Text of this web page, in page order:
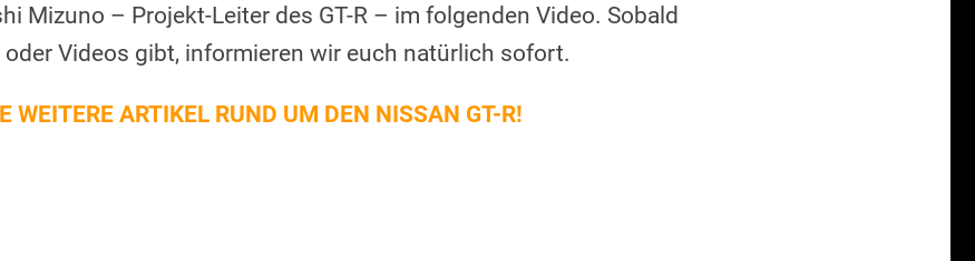
Mizuno – Projekt-Leiter des GT-R – im folgenden Video. Sobald
Videos gibt, informieren wir euch natürlich sofort.
WEITERE ARTIKEL RUND UM DEN NISSAN GT-R!